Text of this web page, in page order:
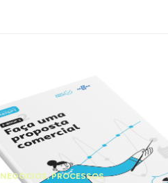
NEGÓCIOS,PROCESSOS